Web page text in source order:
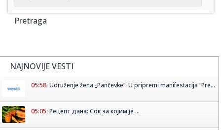
Pretraga
NAJNOVIJE VESTI
05:58: Udruženje žena „Pančevke“: U pripremi manifestacija “Pre...
05:05: Рецепт дана: Сок за којим је ...